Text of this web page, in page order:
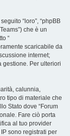
“loro”, “phpBB
che è un
“
scaricabile da
internet;
gestione. Per ulteriori
calunnia,
tipo di materiale che
Stato dove “Forum
Fare ciò porta
al tuo provider
sono registrati per